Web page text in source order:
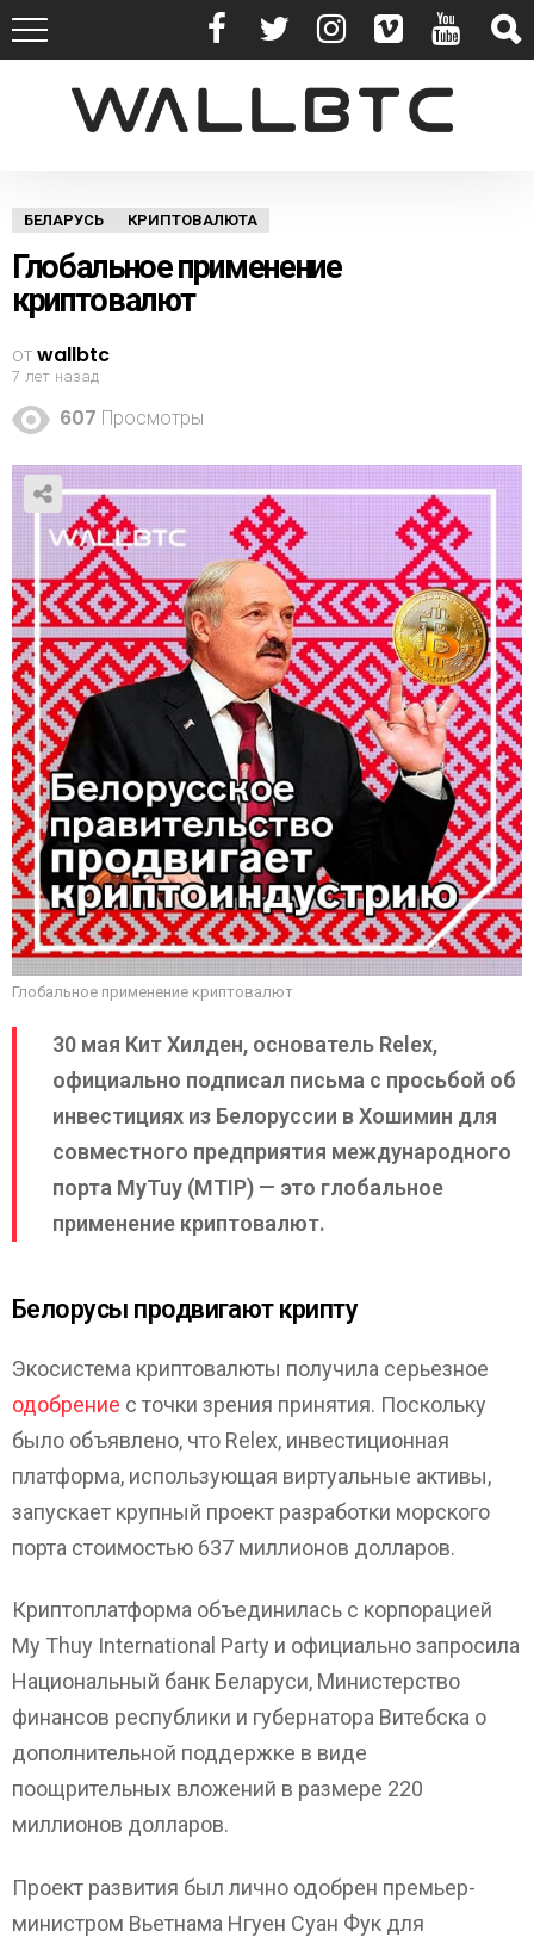
БЕЛАРУСЬ КРИПТОВАЛЮТА
Глобальное применение
криптовалют
отwallbtc
7 лет назад
607 Просмотры
Глобальное применение криптовалют
30 мая Кит Хилден, основатель Relex,
официально подписал письма с просьбой об
инвестициях из Белоруссии в Хошимин для
совместного предприятия международного
порта MyTuy (MTIP) — это глобальное
применение криптовалют.
Белорусы продвигают крипту
Экосистема криптовалюты получила серьезное
одобрение с точки зрения принятия. Поскольку
было объявлено, что Relex, инвестиционная
платформа, использующая виртуальные активы,
запускает крупный проект разработки морского
порта стоимостью 637 миллионов долларов.
Криптоплатформа объединилась с корпорацией
My Thuy International Party и официально запросила
Национальный банк Беларуси, Министерство
финансов республики и губернатора Витебска о
дополнительной поддержке в виде
поощрительных вложений в размере 220
миллионов долларов.
Проект развития был лично одобрен премьер-
министром Вьетнама Нгуен Суан Фук для